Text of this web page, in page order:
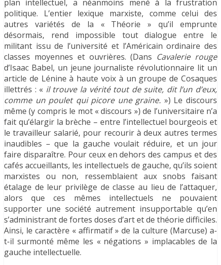
plan intellectuel, a néanmoins mené à la frustration
politique. L’entier lexique marxiste, comme celui des
autres variétés de la « Théorie » qu’il emprunte
désormais, rend impossible tout dialogue entre le
militant issu de l’université et l’Américain ordinaire des
classes moyennes et ouvrières. (Dans Cavalerie rouge
d’Isaac Babel, un jeune journaliste révolutionnaire lit un
article de Lénine à haute voix à un groupe de Cosaques
illettrés : « il trouve la vérité tout de suite, dit l’un d’eux,
comme un poulet qui picore une graine. ») Le discours
même (y compris le mot « discours ») de l’universitaire n’a
fait qu’élargir la brèche – entre l’intellectuel bourgeois et
le travailleur salarié, pour recourir à deux autres termes
inaudibles – que la gauche voulait réduire, et un jour
faire disparaître. Pour ceux en dehors des campus et des
cafés accueillants, les intellectuels de gauche, qu’ils soient
marxistes ou non, ressemblaient aux snobs faisant
étalage de leur privilège de classe au lieu de l’attaquer,
alors que ces mêmes intellectuels ne pouvaient
supporter une société autrement insupportable qu’en
s’administrant de fortes doses d’art et de théorie difficiles.
Ainsi, le caractère « affirmatif » de la culture (Marcuse) a-
t-il surmonté même les « négations » implacables de la
gauche intellectuelle.